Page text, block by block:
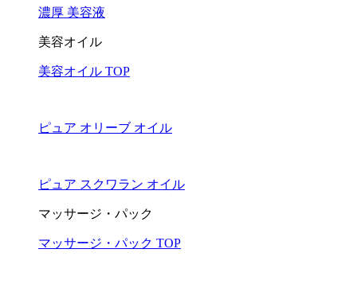
濃厚 美容液
美容オイル
美容オイル TOP
ピュア オリーブ オイル
ピュア スクワラン オイル
マッサージ・パック
マッサージ・パック TOP